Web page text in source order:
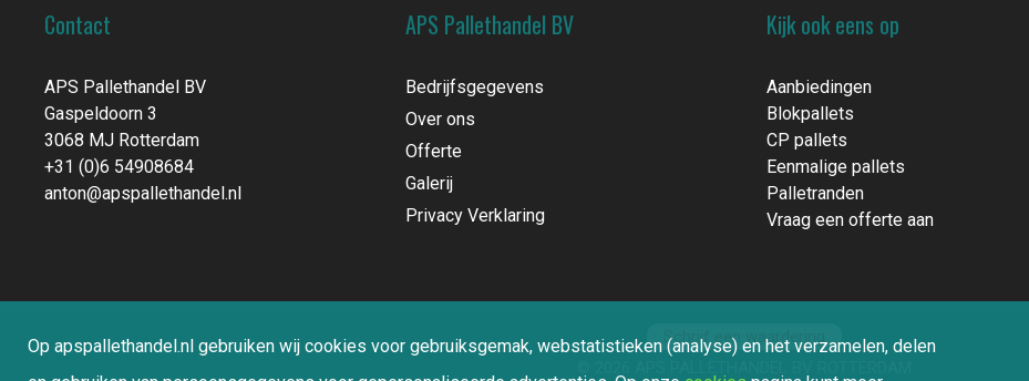
Contact
APS Pallethandel BV
Gaspeldoorn 3
3068 MJ Rotterdam
+31 (0)6 54908684
anton@apspallethandel.nl
APS Pallethandel BV
Bedrijfsgegevens
Over ons
Offerte
Galerij
Privacy Verklaring
Kijk ook eens op
Aanbiedingen
Blokpallets
CP pallets
Eenmalige pallets
Palletranden
Vraag een offerte aan
Schrijf een waardering
Op apspallethandel.nl gebruiken wij cookies voor gebruiksgemak, webstatistieken (analyse) en het verzamelen, delen